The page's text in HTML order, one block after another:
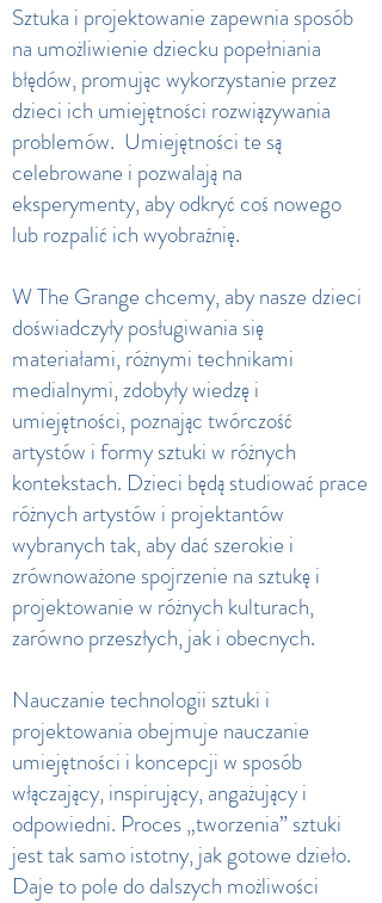
Sztuka i projektowanie zapewnia sposób
na umożliwienie dziecku popełniania
błędów, promując wykorzystanie przez
dzieci ich umiejętności rozwiązywania
problemów. Umiejętności te są
celebrowane i pozwalają na
eksperymenty, aby odkryć coś nowego
lub rozpalić ich wyobraźnię.
W The Grange chcemy, aby nasze dzieci
doświadczyły posługiwania się
materiałami, różnymi technikami
medialnymi, zdobyły wiedzę i
umiejętności, poznając twórczość
artystów i formy sztuki w różnych
kontekstach. Dzieci będą studiować prace
różnych artystów i projektantów
wybranych tak, aby dać szerokie i
zrównoważone spojrzenie na sztukę i
projektowanie w różnych kulturach,
zarówno przeszłych, jak i obecnych.
Nauczanie technologii sztuki i
projektowania obejmuje nauczanie
umiejętności i koncepcji w sposób
włączający, inspirujący, angażujący i
odpowiedni. Proces „tworzenia” sztuki
jest tak samo istotny, jak gotowe dzieło.
Daje to pole do dalszych możliwości